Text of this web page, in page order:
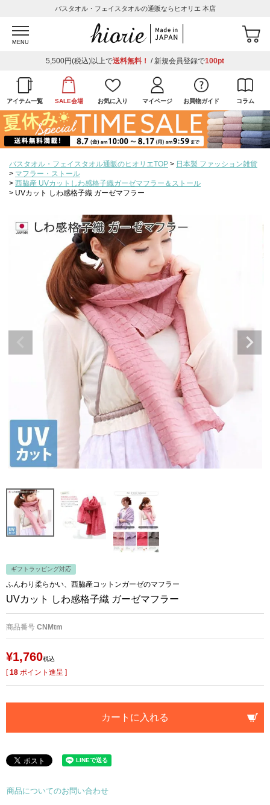
バスタオル・フェイスタオルの通販ならヒオリエ 本店
MENU
5,500円(税込)以上で送料無料！ / 新規会員登録で100pt
アイテム一覧 SALE会場 お気に入り マイページ お買物ガイド コラム
バスタオル・フェイスタオル通販のヒオリエTOP
日本製 ファッション雑貨
マフラー・ストール
西脇産 UVカットしわ感格子織ガーゼマフラー＆ストール
UVカット しわ感格子織 ガーゼマフラー
ギフトラッピング対応
ふんわり柔らかい、西脇産コットンガーゼのマフラー
UVカット しわ感格子織 ガーゼマフラー
商品番号 CNMtm
¥1,760税込
[18 ポイント進呈 ]
カートに入れる
商品についてのお問い合わせ